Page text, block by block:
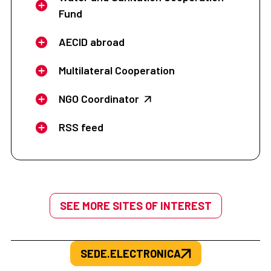
Fund
AECID abroad
Multilateral Cooperation
NGO Coordinator
RSS feed
SEE MORE SITES OF INTEREST
SEDE.ELECTRONICA